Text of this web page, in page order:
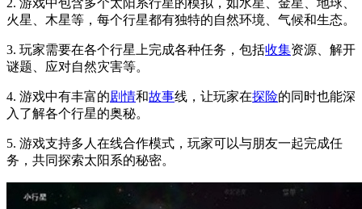
2. 游戏中包含多个太阳系行星的模拟，如水星、金星、地球、
火星、木星等，每个行星都有独特的自然环境、气候和生态。
3. 玩家需要在各个行星上完成各种任务，包括收集资源、解开
谜题、应对自然灾害等。
4. 游戏中有丰富的剧情和故事线，让玩家在探险的同时也能深
入了解各个行星的奥秘。
5. 游戏支持多人在线合作模式，玩家可以与朋友一起完成任
务，共同探索太阳系的秘密。